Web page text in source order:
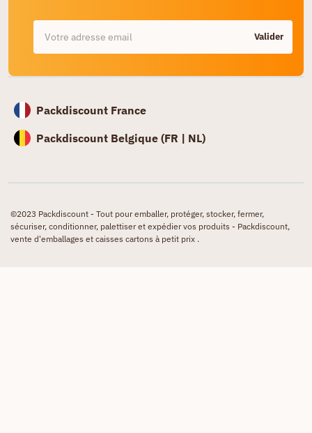
Valider
Packdiscount France
Packdiscount Belgique (FR | NL)
©2023 Packdiscount - Tout pour emballer, protéger, stocker, fermer,
sécuriser, conditionner, palettiser et expédier vos produits - Packdiscount,
vente d'emballages et caisses cartons à petit prix .